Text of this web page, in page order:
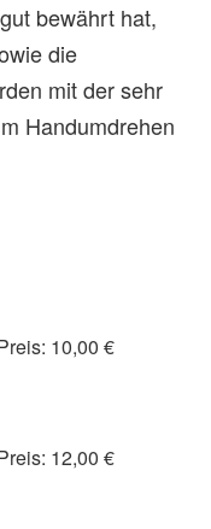
bewährt hat,
die
mit der sehr
Handumdrehen
10,00 €
12,00 €